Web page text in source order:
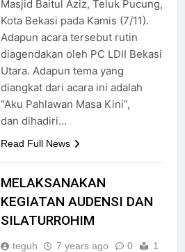
Masjid Baitul Aziz, Teluk Pucung,
Kota Bekasi pada Kamis (7/11).
Adapun acara tersebut rutin
diagendakan oleh PC LDII Bekasi
Utara. Adapun tema yang
diangkat dari acara ini adalah
“Aku Pahlawan Masa Kini”,
dan dihadiri…
Read Full News
MELAKSANAKAN
KEGIATAN AUDENSI DAN
SILATURROHIM
teguh 7 years ago 0
1